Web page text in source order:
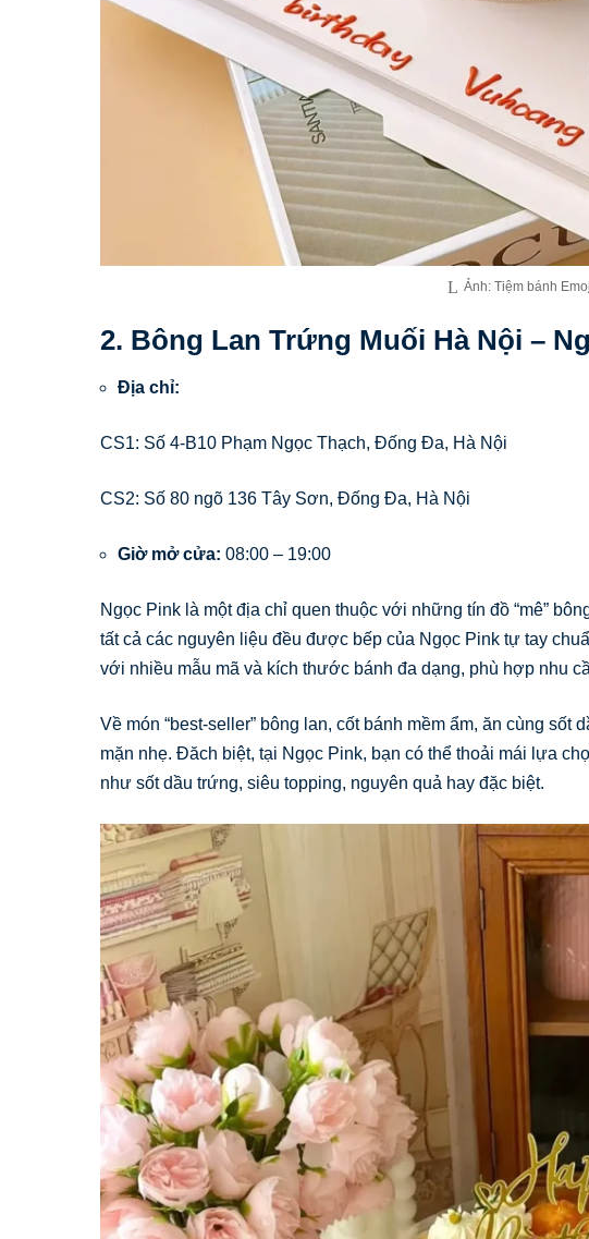
Ảnh: Tiệm bánh
2. Bông Lan Trứng Muối Hà Nội –
Địa chỉ:
CS1: Số 4-B10 Phạm Ngọc Thạch, Đống Đa, Hà Nội
CS2: Số 80 ngõ 136 Tây Sơn, Đống Đa, Hà Nội
Giờ mở cửa: 08:00 – 19:00
Ngọc Pink là một địa chỉ quen thuộc với những tín đồ “mê”
tất cả các nguyên liệu đều được bếp của Ngọc Pink tự tay
với nhiều mẫu mã và kích thước bánh đa dạng, phù hợp nhu
Về món “best-seller” bông lan, cốt bánh mềm ẩm, ăn cùng sốt
mặn nhẹ. Đăch biệt, tại Ngọc Pink, bạn có thể thoải mái lựa
như sốt dầu trứng, siêu topping, nguyên quả hay đặc biệt.